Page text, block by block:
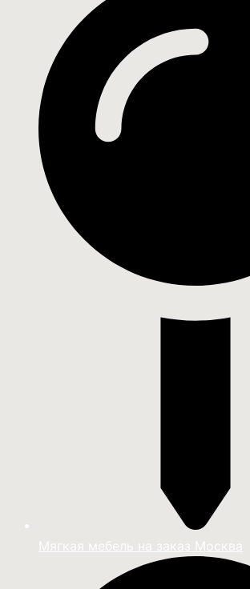
Мягкая мебель на заказ Москва